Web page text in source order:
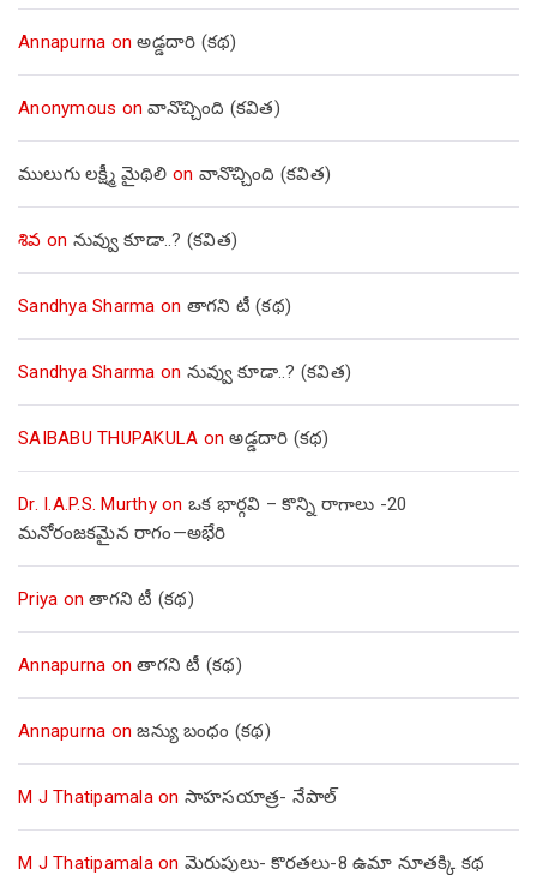
Annapurna onఅడ్డదారి (కథ)
Anonymous onవానొచ్చింది (కవిత)
ములుగు లక్ష్మీ మైథిలి on వానొచ్చింది (కవిత)
శివ on నువ్వు కూడా..? (కవిత)
Sandhya Sharma on తాగని టీ (కథ)
Sandhya Sharma on నువ్వు కూడా..? (కవిత)
SAIBABU THUPAKULA onఅడ్డదారి (కథ)
Dr. I.A.P.S. Murthyon ఒక భార్గవి – కొన్ని రాగాలు -20
మనోరంజకమైన రాగం—అభేరి
Priya onతాగని టీ (కథ)
Annapurna onతాగని టీ (కథ)
Annapurna onజన్యు బంధం (కథ)
M J Thatipamalaon సాహసయాత్ర- నేపాల్‌
M J Thatipamalaon మెరుపులు- కొరతలు-8 ఉమా నూతక్కి కథ